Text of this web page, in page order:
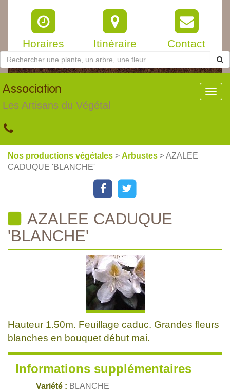
Horaires Itinéraire Contact
Association
Les Artisans du Végétal
Nos productions végétales > Arbustes > AZALEE
CADUQUE 'BLANCHE'
AZALEE CADUQUE
'BLANCHE'
Hauteur 1.50m. Feuillage caduc. Grandes fleurs
blanches en bouquet début mai.
Informations supplémentaires
Variété : BLANCHE